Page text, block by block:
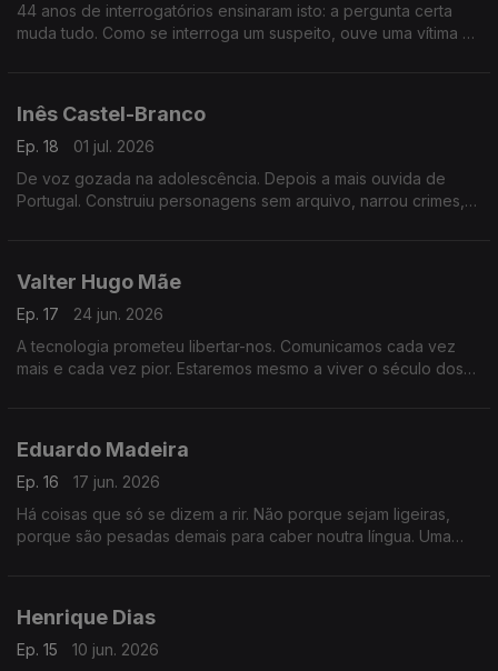
44 anos de interrogatórios ensinaram isto: a pergunta certa
muda tudo. Como se interroga um suspeito, ouve uma vítima e
Inês Castel-Branco
Ep. 18
01 jul. 2026
De voz gozada na adolescência. Depois a mais ouvida de
Portugal. Construiu personagens sem arquivo, narrou crimes,
Valter Hugo Mãe
Ep. 17
24 jun. 2026
A tecnologia prometeu libertar-nos. Comunicamos cada vez
mais e cada vez pior. Estaremos mesmo a viver o século dos
Eduardo Madeira
Ep. 16
17 jun. 2026
Há coisas que só se dizem a rir. Não porque sejam ligeiras,
porque são pesadas demais para caber noutra língua. Uma
Henrique Dias
Ep. 15
10 jun. 2026